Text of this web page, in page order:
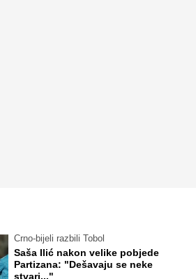
Crno-bijeli razbili Tobol
Saša Ilić nakon velike pobjede
Partizana: "Dešavaju se neke
stvari..."